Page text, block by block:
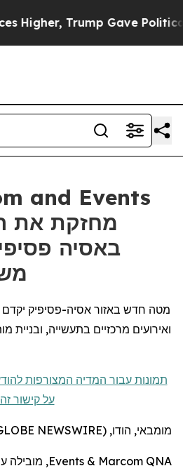
Trump Gave
and Events
מחזקת את
באסיה
מטה חדש באזור אסיה-פסיפיק יקדם
ואירועים מרכזיים בתעשייה, ובניית
תמונות עבור המדיה המצורפות
על קישור
מומבאי, הודו, Feb. 04, 2026 (GLOBE NEWSWIRE) --
QNA
Marcom
&
Events, מובילה